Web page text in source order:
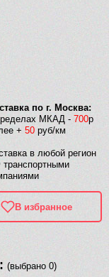
по г. Москва:
МКАД - 700р
+ 50 руб/км
в любой регион
В избранное
(выбрано 0)